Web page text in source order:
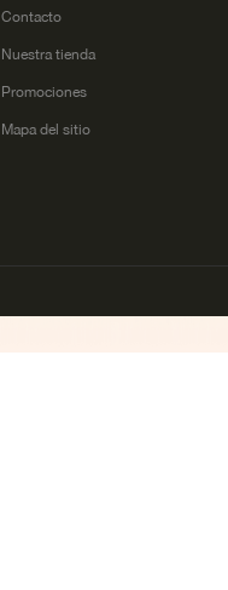
Contacto
Nuestra tienda
Promociones
Mapa del sitio